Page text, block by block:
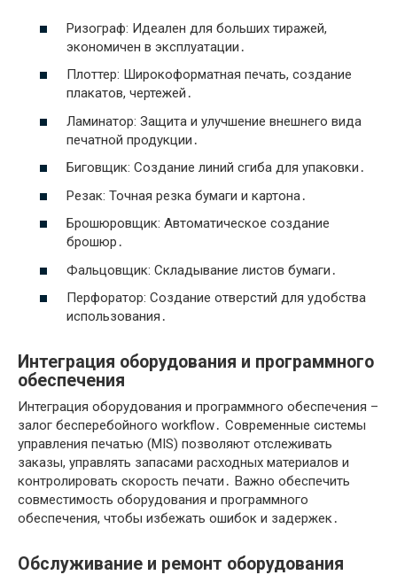
Ризограф: Идеален для больших тиражей,
экономичен в эксплуатации․
Плоттер: Широкоформатная печать, создание
плакатов, чертежей․
Ламинатор: Защита и улучшение внешнего вида
печатной продукции․
Биговщик: Создание линий сгиба для упаковки․
Резак: Точная резка бумаги и картона․
Брошюровщик: Автоматическое создание
брошюр․
Фальцовщик: Складывание листов бумаги․
Перфоратор: Создание отверстий для удобства
использования․
Интеграция оборудования и программного
обеспечения
Интеграция оборудования и программного обеспечения –
залог бесперебойного workflow․ Современные системы
управления печатью (MIS) позволяют отслеживать
заказы, управлять запасами расходных материалов и
контролировать скорость печати․ Важно обеспечить
совместимость оборудования и программного
обеспечения, чтобы избежать ошибок и задержек․
Обслуживание и ремонт оборудования